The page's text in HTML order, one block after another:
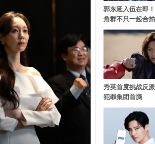
郭东延入伍在即
角群不只一起合
秀英首度挑战反
犯罪集团首脑